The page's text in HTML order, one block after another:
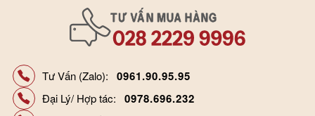
Tư Vấn (Zalo):0961.90.95.95
Đại Lý/ Hợp tác:0978.696.232